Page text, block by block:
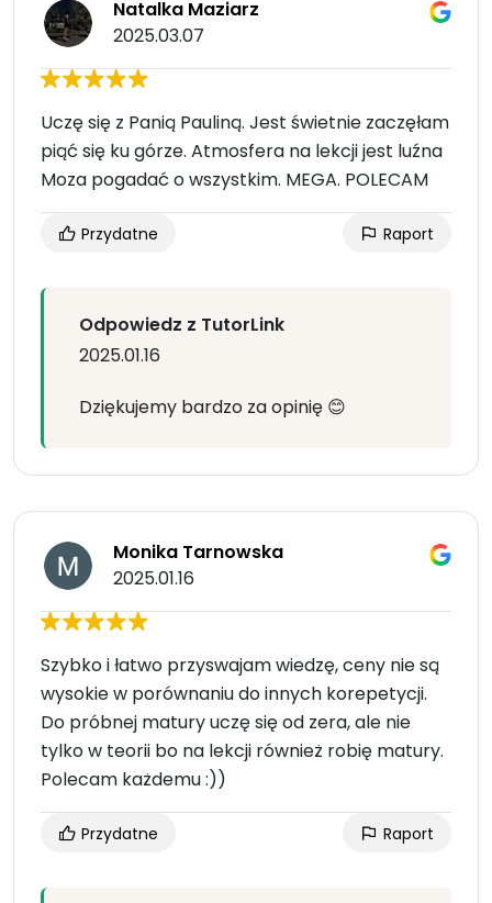
Natalka Maziarz
2025.03.07
Uczę się z Panią Pauliną. Jest świetnie zaczęłam
piąć się ku górze. Atmosfera na lekcji jest luźna
Moza pogadać o wszystkim. MEGA. POLECAM
Przydatne Raport
Odpowiedz z TutorLink
2025.01.16
Dziękujemy bardzo za opinię 😊
Monika Tarnowska
2025.01.16
Szybko i łatwo przyswajam wiedzę, ceny nie są
wysokie w porównaniu do innych korepetycji.
Do próbnej matury uczę się od zera, ale nie
tylko w teorii bo na lekcji również robię matury.
Polecam każdemu :))
Przydatne Raport